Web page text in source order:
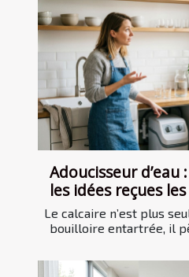
Adoucisseur
les idées reçues
Le calcaire n’est plus
bouilloire entartrée, il